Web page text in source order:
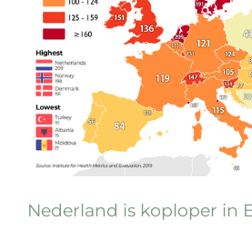
Nederland is koploper in